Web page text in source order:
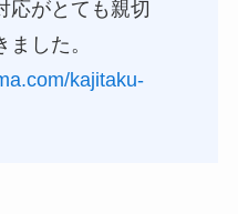
応がとても親切
した。
kajitaku-